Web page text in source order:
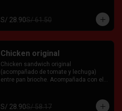
S/ 28.90S/ 61.50
Chicken original
Chicken sandwich original
(acompañado de tomate y lechuga)
entre pan brioche. Acompañada con el
S/ 28.90S/ 58.17